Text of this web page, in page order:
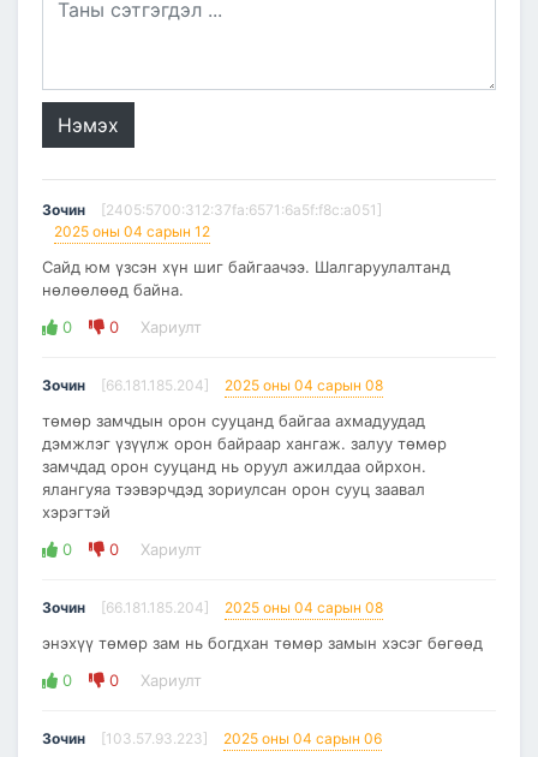
Нэмэх
Зочин
[2405:5700:312:37fa:6571:6a5f:f8c:a051]
2025 оны 04 сарын 12
Сайд юм үзсэн хүн шиг байгаачээ. Шалгаруулалтанд
нөлөөлөөд байна.
0
0 Хариулт
Зочин [66.181.185.204] 2025 оны 04 сарын 08
төмөр замчдын орон сууцанд байгаа ахмадуудад
дэмжлэг үзүүлж орон байраар хангаж. залуу төмөр
замчдад орон сууцанд нь оруул ажилдаа ойрхон.
ялангуяа тээвэрчдэд зориулсан орон сууц заавал
хэрэгтэй
0
0 Хариулт
Зочин [66.181.185.204] 2025 оны 04 сарын 08
энэхүү төмөр зам нь богдхан төмөр замын хэсэг бөгөөд
0
0 Хариулт
Зочин [103.57.93.223] 2025 оны 04 сарын 06